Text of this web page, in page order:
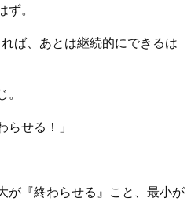
。
ば、あとは継続的にできるは
らせる！」
が『終わらせる』こと、最小が